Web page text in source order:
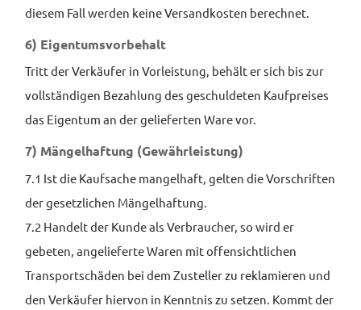
diesem Fall werden keine Versandkosten berechnet.
6) Eigentums­vorbehalt
Tritt der Verkäufer in Vorleistung, behält er sich bis zur
vollständigen Bezahlung des geschuldeten Kaufpreises
das Eigentum an der gelieferten Ware vor.
7) Mängelhaftung (Gewährleistung)
7.1 Ist die Kaufsache mangelhaft, gelten die Vorschriften
der gesetzlichen Mängelhaftung.
7.2 Handelt der Kunde als Verbraucher, so wird er
gebeten, angelieferte Waren mit offensichtlichen
Transportschäden bei dem Zusteller zu reklamieren und
den Verkäufer hiervon in Kenntnis zu setzen. Kommt der